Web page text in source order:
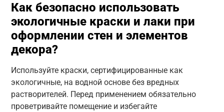
Как безопасно использовать
экологичные краски и лаки при
оформлении стен и элементов
декора?
Используйте краски, сертифицированные как
экологичные, на водной основе без вредных
растворителей. Перед применением обязательно
проветривайте помещение и избегайте